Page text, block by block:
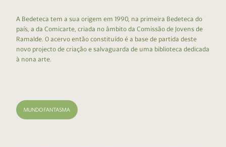
A Bedeteca tem a sua origem em 1990, na primeira Bedeteca do
país, a da Comicarte, criada no âmbito da Comissão de Jovens de
Ramalde. O acervo então constituído é a base de partida deste
novo projecto de criação e salvaguarda de uma biblioteca dedicada
à nona arte.